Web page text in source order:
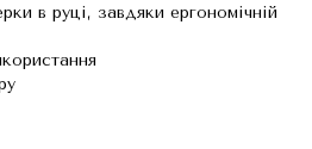
в руці, завдяки ергономічній